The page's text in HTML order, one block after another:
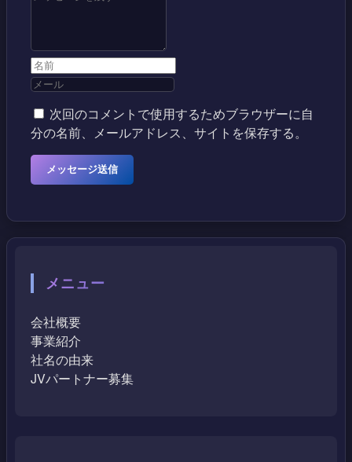
次回のコメントで使用するためブラウザーに自
分の名前、メールアドレス、サイトを保存する。
メニュー
会社概要
事業紹介
社名の由来
JVパートナー募集